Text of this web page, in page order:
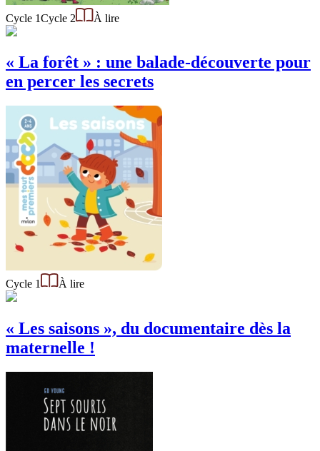
Cycle 1Cycle 2 À lire
« La forêt » : une balade-découverte pour
en percer les secrets
Cycle 1 À lire
« Les saisons », du documentaire dès la
maternelle !